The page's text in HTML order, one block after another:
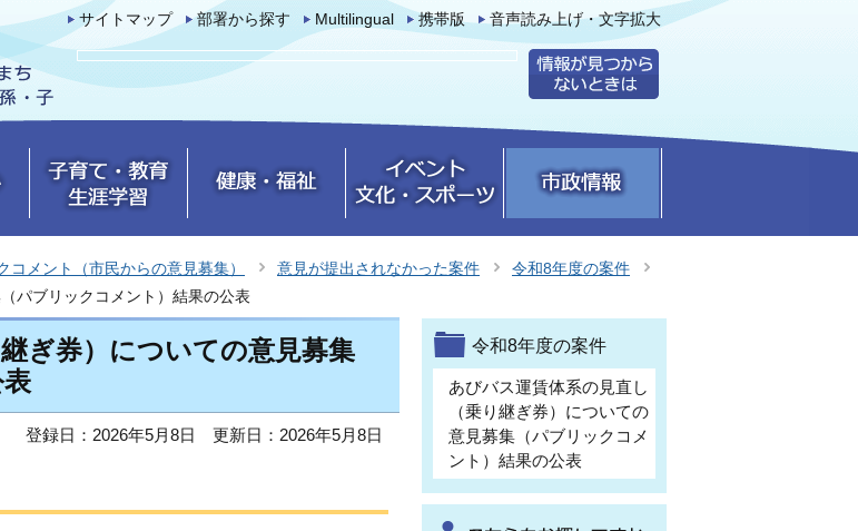
サイトマップ 部署から探す Multilingual 携帯版 音声読み上げ・文字拡大
コメント（市民からの意見募集） 意見が提出されなかった案件
令和8年度の案件
パブリックコメント）結果の公表
ぎ券）についての意見募集
登録日：2026年5月8日 更新日：2026年5月8日
令和8年度の案件
あびバス運賃体系の見直し
（乗り継ぎ券）についての
意見募集（パブリックコメ
ント）結果の公表